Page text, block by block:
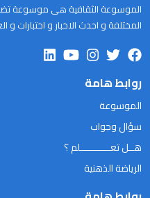
الموسوعة الثقافية هى موسوعة
المختلفة و احدث الاخبار و اختبارات و
روابط هامة
الموسوعة
سؤال وجواب
هــل تعـــــــــــلم ؟
الرياضة الذهنية